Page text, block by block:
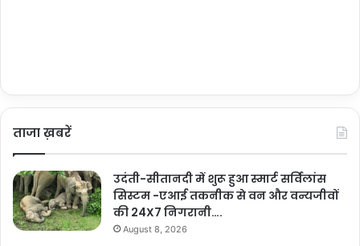
ताजा ख़बरें
उदंती-सीतानदी में शुरू हुआ स्मार्ट सर्विलांस
सिस्टम -एआई तकनीक से वन और वन्यजीवों
की 24X7 निगरानी….
August 8, 2026